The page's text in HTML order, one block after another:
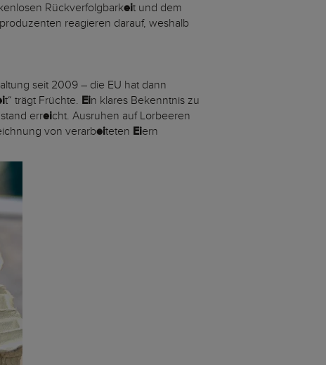
Rückverfolgbarkeit und dem
reagieren darauf, weshalb
seit 2009 – die EU hat dann
t“ trägt Früchte. Ein klares Bekenntnis zu
erreicht. Ausruhen auf Lorbeeren
von verarbeiteten Eiern